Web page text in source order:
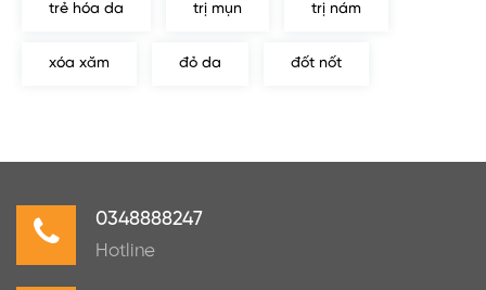
trẻ hóa da trị mụn trị nám
xóa xăm đỏ da đốt nốt
0348888247
Hotline